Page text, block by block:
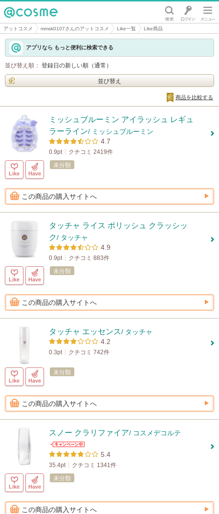
@cosme
アットコスメ mmsk0107さんのアットコスメ Like一覧 Like商品
アプリなら もっと便利に検索できる
並び替え順： 登録日の新しい順（通常）
並び替え
商品を比較する
ミッシュブルーミン アイラッシュ レギュ
ラーライン/ ミッシュブルーミン
4.7
0.9pt クチコミ 2419件
Like Have
未分類
この商品の購入サイトへ
タッチャ ライス ポリッシュ クラッシッ
ク/ タッチャ
4.9
0.9pt クチコミ 883件
Like Have
未分類
この商品の購入サイトへ
タッチャ エッセンス/ タッチャ
4.2
0.3pt クチコミ 742件
Like Have
未分類
この商品の購入サイトへ
スノー クラリファイア/ コスメデコルテ
5.4
35.4pt クチコミ 1341件
Like Have
未分類
この商品の購入サイトへ